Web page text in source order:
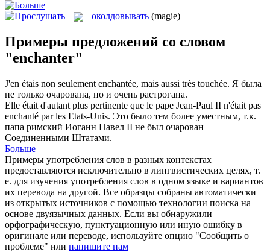
околдовывать (magie)
Примеры предложений со словом
"enchanter"
J'en étais non seulement enchantée, mais aussi très touchée. Я была
не только очарована, но и очень растрогана.
Elle était d'autant plus pertinente que le pape Jean-Paul II n'était pas
enchanté par les Etats-Unis. Это было тем более уместным, т.к.
папа римский Иоганн Павел II не был очарован
Соединенными Штатами.
Больше
Примеры употребления слов в разных контекстах
предоставляются исключительно в лингвистических целях, т.
е. для изучения употребления слов в одном языке и вариантов
их перевода на другой. Все образцы собраны автоматически
из открытых источников с помощью технологии поиска на
основе двуязычных данных. Если вы обнаружили
орфографическую, пунктуационную или иную ошибку в
оригинале или переводе, используйте опцию "Сообщить о
проблеме" или напишите нам